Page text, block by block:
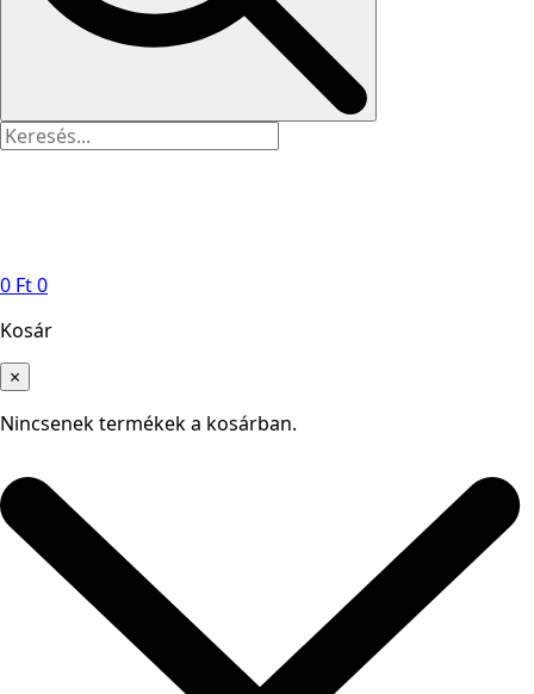
0 Ft0
Kosár
×
Nincsenek termékek a kosárban.